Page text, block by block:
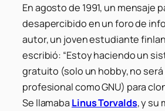
En agosto de 1991, un mensaje
desapercibido en un foro de
autor, un joven estudiante
escribió: “Estoy haciendo un
gratuito (solo un hobby, no
profesional como GNU) para
Se llamaba Linus Torvalds, y su